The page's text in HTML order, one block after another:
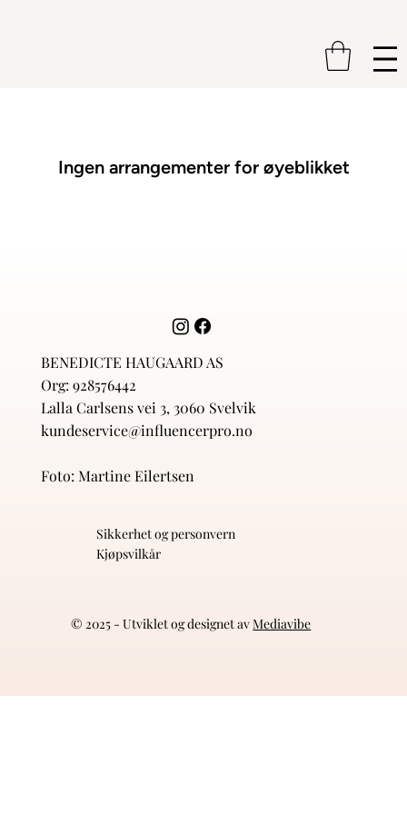
Ingen arrangementer for øyeblikket
BENEDICTE HAUGAARD AS
Org: 928576442
Lalla Carlsens vei 3, 3060 Svelvik
kundeservice@influencerpro.no
Foto: Martine Eilertsen
Sikkerhet og personvern
Kjøpsvilkår
© 2025 - Utviklet og designet avMediavibe